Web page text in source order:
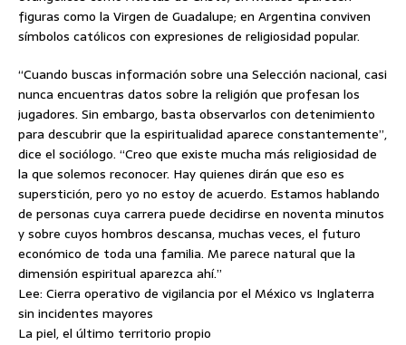
figuras como la Virgen de Guadalupe; en Argentina conviven
símbolos católicos con expresiones de religiosidad popular.
“Cuando buscas información sobre una Selección nacional, casi
nunca encuentras datos sobre la religión que profesan los
jugadores. Sin embargo, basta observarlos con detenimiento
para descubrir que la espiritualidad aparece constantemente”,
dice el sociólogo. “Creo que existe mucha más religiosidad de
la que solemos reconocer. Hay quienes dirán que eso es
superstición, pero yo no estoy de acuerdo. Estamos hablando
de personas cuya carrera puede decidirse en noventa minutos
y sobre cuyos hombros descansa, muchas veces, el futuro
económico de toda una familia. Me parece natural que la
dimensión espiritual aparezca ahí.”
Lee: Cierra operativo de vigilancia por el México vs Inglaterra
sin incidentes mayores
La piel, el último territorio propio